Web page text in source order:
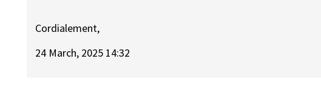
Cordialement,
24 March, 2025 14:32